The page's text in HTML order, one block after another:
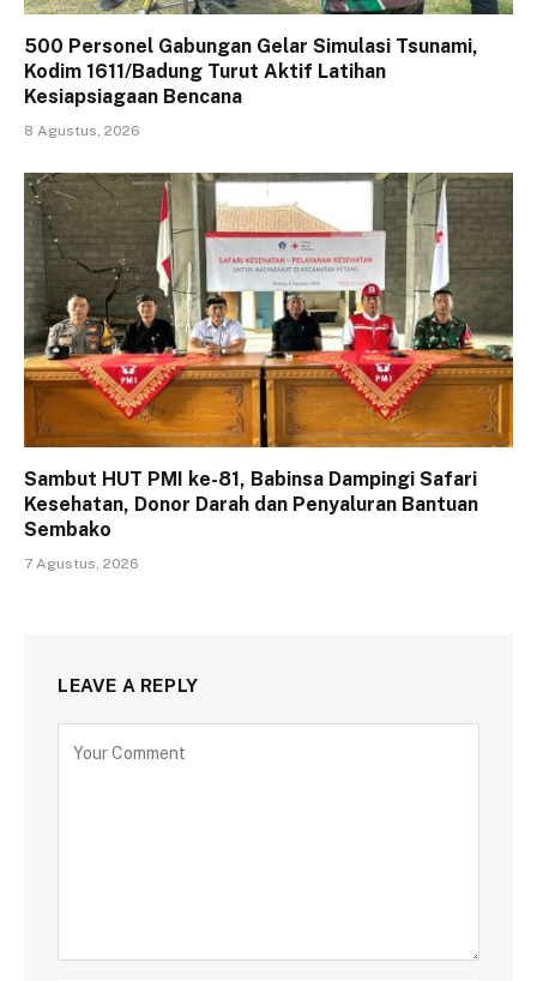
500 Personel Gabungan Gelar Simulasi Tsunami,
Kodim 1611/Badung Turut Aktif Latihan
Kesiapsiagaan Bencana
8 Agustus, 2026
Sambut HUT PMI ke-81, Babinsa Dampingi Safari
Kesehatan, Donor Darah dan Penyaluran Bantuan
Sembako
7 Agustus, 2026
LEAVE A REPLY